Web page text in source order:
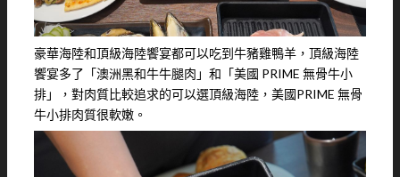
豪華海陸和頂級海陸饗宴都可以吃到牛豬雞鴨羊，頂級海陸
饗宴多了「澳洲黑和牛牛腿肉」和「美國 PRIME 無骨牛小
排」，對肉質比較追求的可以選頂級海陸，美國PRIME 無骨
牛小排肉質很軟嫩。